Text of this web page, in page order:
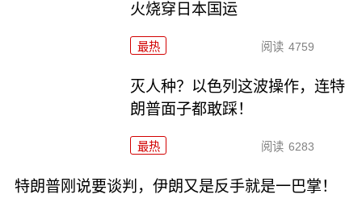
火烧穿日本国运
最热 阅读 4759
灭人种？以色列这波操作，连特
朗普面子都敢踩！
最热 阅读 6283
特朗普刚说要谈判，伊朗又是反手就是一巴掌！